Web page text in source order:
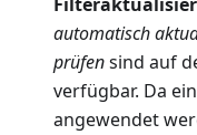
automatisch
prüfensind auf
verfügbar. Da
angewendet